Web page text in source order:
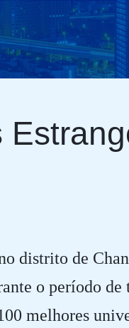
distrito de
o período de
melhores